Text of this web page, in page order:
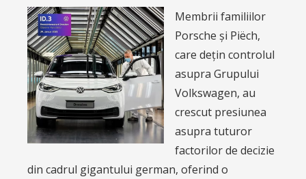
Membrii familiilor
Porsche și Piëch,
care dețin controlul
asupra Grupului
Volkswagen, au
crescut presiunea
asupra tuturor
factorilor de decizie
din cadrul gigantului german, oferind o